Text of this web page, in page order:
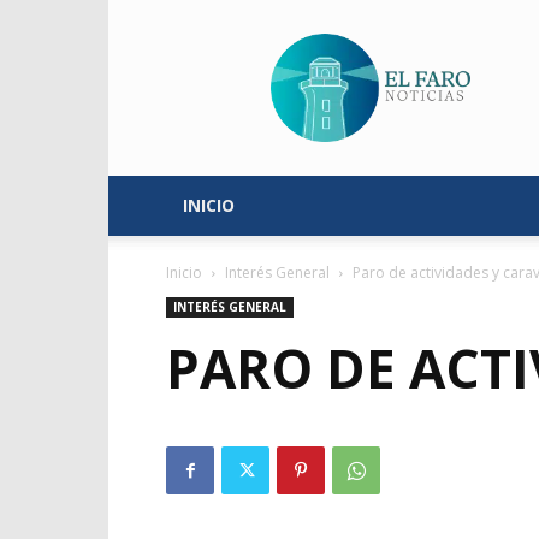
Faro
Noticias
INICIO
Inicio Interés General Paro de actividades y
INTERÉS GENERAL
PARO DE